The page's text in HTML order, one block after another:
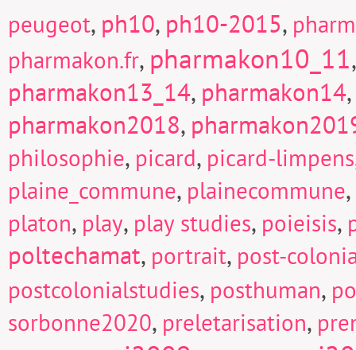
peugeot, ph10, ph10-2015,
pharmakon.fr, pharmakon10_11
pharmakon13_14, pharmakon14,
pharmakon2018,
philosophie, picard, picard-limpens
plaine_commune, plainecommune,
platon, play, play studies, poieisis,
poltechamat, portrait, post-
postcolonialstudies, posthuman,
sorbonne2020, preletarisation,